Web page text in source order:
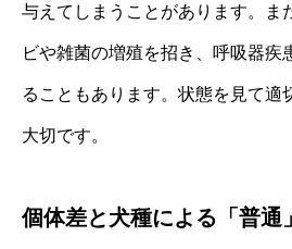
与えてしまうことがあります。ま
ビや雑菌の増殖を招き、呼吸器疾
ることもあります。状態を見て適
大切です。
個体差と犬種による「普通